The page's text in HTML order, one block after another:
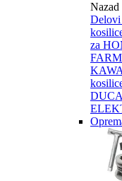
Nazad
za